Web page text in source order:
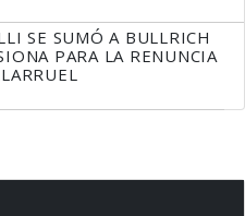
SE SUMÓ A BULLRICH
PARA LA RENUNCIA